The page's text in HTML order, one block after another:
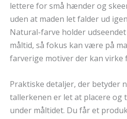
lettere for små hænder og
uden at maden let falder ud
Natural-farve holder
måltid, så fokus kan være på
farverige motiver der kan virke
Praktiske detaljer, der betyder
tallerkenen er let at placere og
under måltidet. Du får et